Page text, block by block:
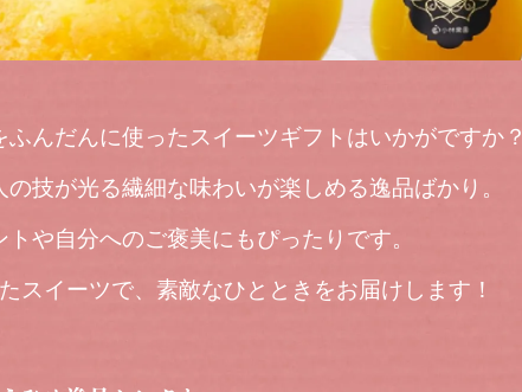
んだんに使ったスイーツギフトはいかがですか？
技が光る繊細な味わいが楽しめる逸品ばかり。
や自分へのご褒美にもぴったりです。
スイーツで、素敵なひとときをお届けします！